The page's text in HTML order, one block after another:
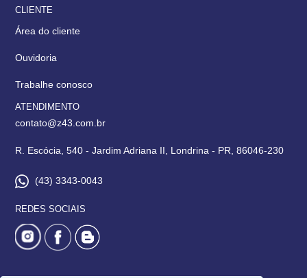
CLIENTE
Área do cliente
Ouvidoria
Trabalhe conosco
ATENDIMENTO
contato@z43.com.br
R. Escócia, 540 - Jardim Adriana II, Londrina - PR, 86046-230
(43) 3343-0043
REDES SOCIAIS